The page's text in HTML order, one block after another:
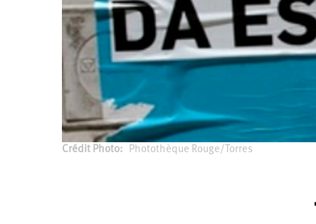
Crédit Photo Photothèque Rouge/Torres